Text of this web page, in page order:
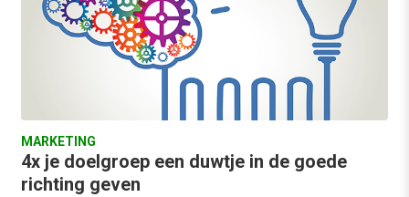
MARKETING
4x je doelgroep een duwtje in de goede
richting geven